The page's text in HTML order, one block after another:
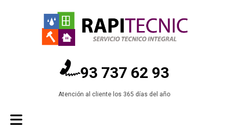
93 737 62 93
Atención al cliente los 365 días del año